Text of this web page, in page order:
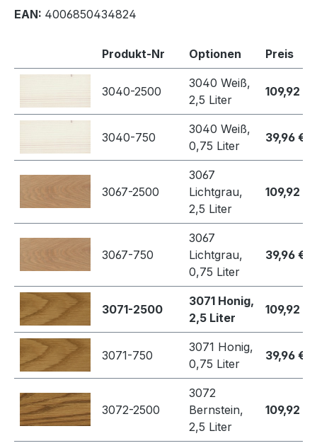
EAN: 4006850434824
Produkt-Nr Optionen Preis
3040-2500
3040 Weiß,
2,5 Liter
109,92 €
3040-750
3040 Weiß,
0,75 Liter
39,96 €
3067-2500
3067
Lichtgrau,
2,5 Liter
109,92 €
3067-750
3067
Lichtgrau,
0,75 Liter
39,96 €
3071-2500
3071 Honig,
2,5 Liter
109,92 €
3071-750
3071 Honig,
0,75 Liter
39,96 €
3072-2500
3072
Bernstein,
2,5 Liter
109,92 €